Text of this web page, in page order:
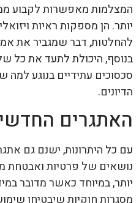
המצלמות מאפשרות לקבוע
יותר. הן מספקות ראיות
להחלטות, דבר שמגביר את
בנוסף, היכולת לתעד את כל
סכסוכים עתידיים בנוגע
הדיונים.
האתגרים
עם כל היתרונות, ישנם גם
נושאים של פרטיות ואבטחת
יותר, במיוחד כאשר מדובר